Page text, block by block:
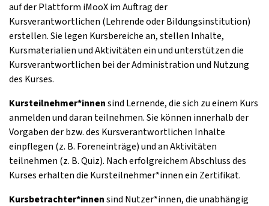
auf der Plattform iMooX im Auftrag der
Kursverantwortlichen (Lehrende oder Bildungsinstitution)
erstellen. Sie legen Kursbereiche an, stellen Inhalte,
Kursmaterialien und Aktivitäten ein und unterstützen die
Kursverantwortlichen bei der Administration und Nutzung
des Kurses.
Kursteilnehmer*innensind Lernende, die sich zu einem Kurs
anmelden und daran teilnehmen. Sie können innerhalb der
Vorgaben der bzw. des Kursverantwortlichen Inhalte
einpflegen (z. B. Foreneinträge) und an Aktivitäten
teilnehmen (z. B. Quiz). Nach erfolgreichem Abschluss des
Kurses erhalten die Kursteilnehmer*innen ein Zertifikat.
Kursbetrachter*innensind Nutzer*innen, die unabhängig